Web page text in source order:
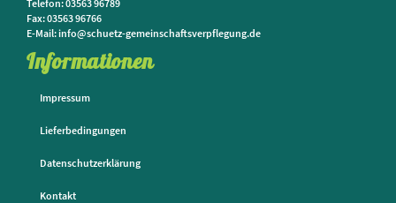
Telefon: 03563 96789
Fax: 03563 96766
E-Mail: info@schuetz-gemeinschaftsverpflegung.de
Informationen
Impressum
Lieferbedingungen
Datenschutzerklärung
Kontakt